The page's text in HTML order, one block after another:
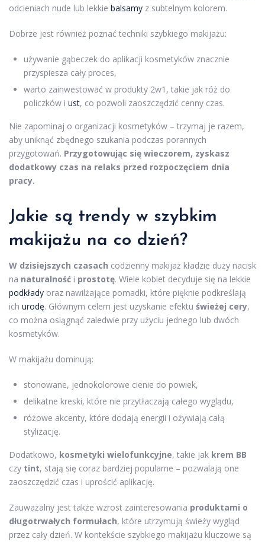
odcieniach nude lub lekkie balsamy z subtelnym kolorem.
Dobrze jest również poznać techniki szybkiego makijażu:
używanie gąbeczek do aplikacji kosmetyków znacznie
przyspiesza cały proces,
warto zainwestować w produkty 2w1, takie jak róż do
policzków i ust, co pozwoli zaoszczędzić cenny czas.
Nie zapominaj o organizacji kosmetyków – trzymaj je razem,
aby uniknąć zbędnego szukania podczas porannych
przygotowań. Przygotowując się wieczorem, zyskasz
dodatkowy czas na relaks przed rozpoczęciem dnia
pracy.
Jakie są trendy w szybkim
makijażu na co dzień?
W dzisiejszych czasach codzienny makijaż kładzie duży nacisk
na naturalność i prostotę. Wiele kobiet decyduje się na lekkie
podkłady oraz nawilżające pomadki, które pięknie podkreślają
ich urodę. Głównym celem jest uzyskanie efektu świeżej cery,
co można osiągnąć zaledwie przy użyciu jednego lub dwóch
kosmetyków.
W makijażu dominują:
stonowane, jednokolorowe cienie do powiek,
delikatne kreski, które nie przytłaczają całego wyglądu,
różowe akcenty, które dodają energii i ożywiają całą
stylizację.
Dodatkowo, kosmetyki wielofunkcyjne, takie jak krem BB
czy tint, stają się coraz bardziej popularne – pozwalają one
zaoszczędzić czas i uprościć aplikację.
Zauważalny jest także wzrost zainteresowania produktami o
długotrwałych formułach, które utrzymują świeży wygląd
przez cały dzień. W kontekście szybkiego makijażu kluczowe są